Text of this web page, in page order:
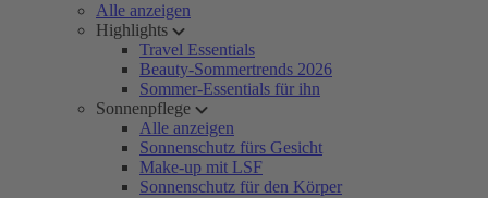
Alle anzeigen
Highlights
Travel Essentials
Beauty-Sommertrends 2026
Sommer-Essentials für ihn
Sonnenpflege
Alle anzeigen
Sonnenschutz fürs Gesicht
Make-up mit LSF
Sonnenschutz für den Körper